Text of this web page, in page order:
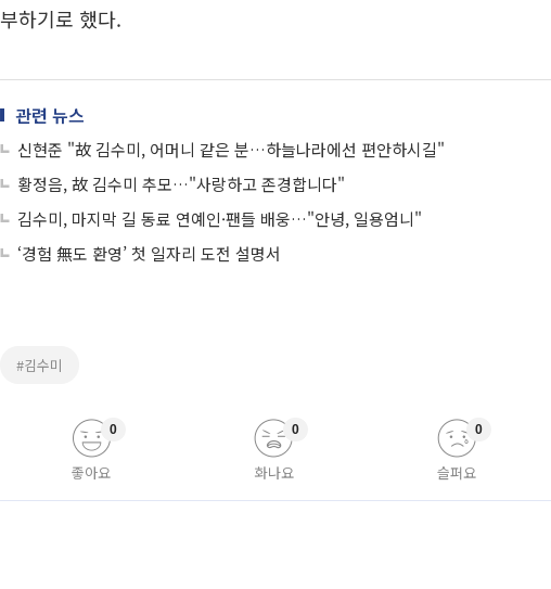
부하기로 했다.
관련 뉴스
신현준 "故 김수미, 어머니 같은 분…하늘나라에선 편안하시길"
황정음, 故 김수미 추모…"사랑하고 존경합니다"
김수미, 마지막 길 동료 연예인·팬들 배웅…"안녕, 일용엄니"
‘경험 無도 환영’ 첫 일자리 도전 설명서
#김수미
좋아요
0
화나요
0
슬퍼요
0